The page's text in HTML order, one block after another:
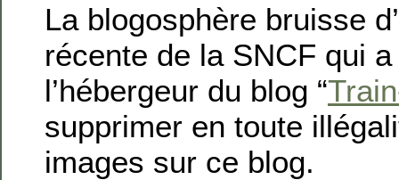
La blogosphère bruisse
récente de la SNCF qui
l’hébergeur du blog “
supprimer en toute
images sur ce blog.